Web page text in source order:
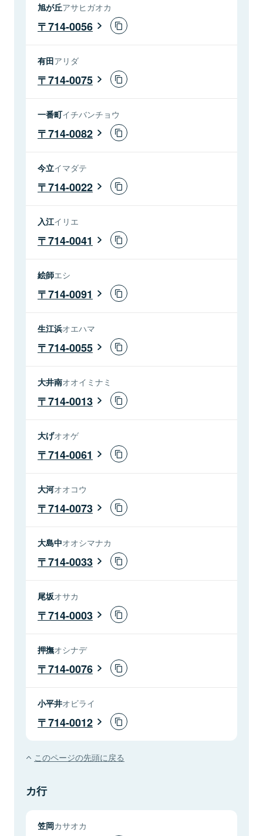
旭が丘アサヒガオカ
714-0056
有田アリダ
714-0075
一番町イチバンチョウ
714-0082
今立イマダテ
714-0022
入江イリエ
714-0041
絵師エシ
714-0091
生江浜オエハマ
714-0055
大井南オオイミナミ
714-0013
大げオオゲ
714-0061
大河オオコウ
714-0073
大島中オオシマナカ
714-0033
尾坂オサカ
714-0003
押撫オシナデ
714-0076
小平井オビライ
714-0012
このページの先頭に戻る
カ行
笠岡カサオカ